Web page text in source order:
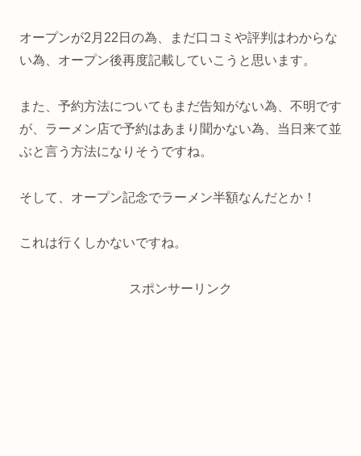
オープンが2月22日の為、まだ口コミや評判はわからな
い為、オープン後再度記載していこうと思います。
また、予約方法についてもまだ告知がない為、不明です
が、ラーメン店で予約はあまり聞かない為、当日来て並
ぶと言う方法になりそうですね。
そして、オープン記念でラーメン半額なんだとか！
これは行くしかないですね。
スポンサーリンク